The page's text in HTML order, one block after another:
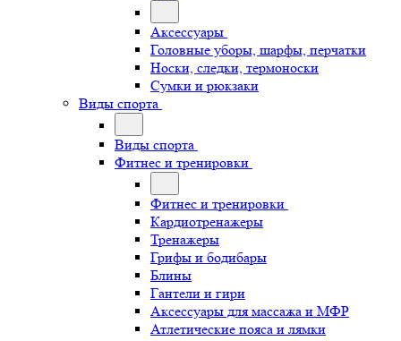
Аксессуары
Головные уборы, шарфы, перчатки
Носки, следки, термоноски
Сумки и рюкзаки
Виды спорта
Виды спорта
Фитнес и тренировки
Фитнес и тренировки
Кардиотренажеры
Тренажеры
Грифы и бодибары
Блины
Гантели и гири
Аксессуары для массажа и МФР
Атлетические пояса и лямки